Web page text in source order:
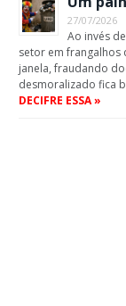
27/07/2026
Ao invés
setor em frangalhos
janela, fraudando
desmoralizado fica
DECIFRE ESSA »